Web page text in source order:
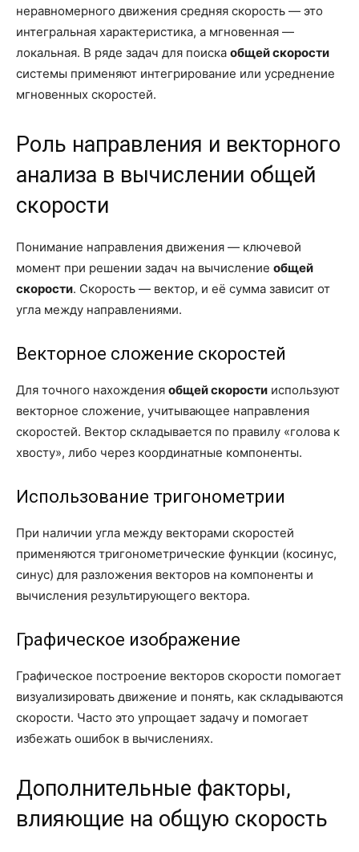
неравномерного движения средняя скорость — это
интегральная характеристика, а мгновенная —
локальная. В ряде задач для поиска общей скорости
системы применяют интегрирование или усреднение
мгновенных скоростей.
Роль направления и векторного
анализа в вычислении общей
скорости
Понимание направления движения — ключевой
момент при решении задач на вычисление общей
скорости. Скорость — вектор, и её сумма зависит от
угла между направлениями.
Векторное сложение скоростей
Для точного нахождения общей скорости используют
векторное сложение, учитывающее направления
скоростей. Вектор складывается по правилу «голова к
хвосту», либо через координатные компоненты.
Использование тригонометрии
При наличии угла между векторами скоростей
применяются тригонометрические функции (косинус,
синус) для разложения векторов на компоненты и
вычисления результирующего вектора.
Графическое изображение
Графическое построение векторов скорости помогает
визуализировать движение и понять, как складываются
скорости. Часто это упрощает задачу и помогает
избежать ошибок в вычислениях.
Дополнительные факторы,
влияющие на общую скорость